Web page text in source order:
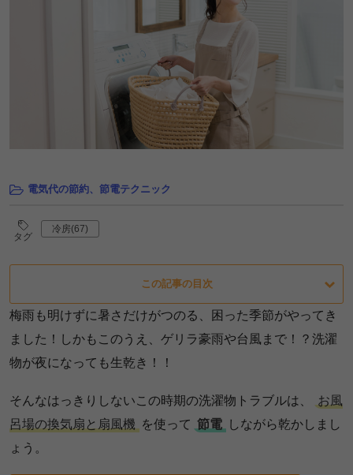
電気代の節約、節電テクニック
タグ
冷房(67)
この記事の目次
梅雨も明けずに暑さだけがつのる、困った季節がやってき
ました！しかもこのうえ、ゲリラ豪雨や台風まで！？洗濯
物が夜になっても生乾き！！
そんなはっきりしないこの時期の洗濯物トラブルは、
お風
呂場の換気扇と扇風機 を使って 節電 しながら乾かしまし
ょう。